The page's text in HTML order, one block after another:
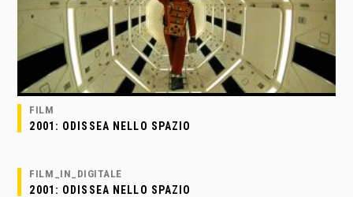
FILM
2001: ODISSEA NELLO SPAZIO
FILM_IN_DIGITALE
2001: ODISSEA NELLO SPAZIO